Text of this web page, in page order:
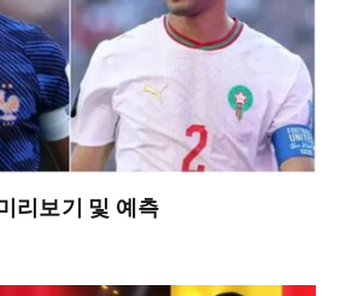
리보기 및 예측